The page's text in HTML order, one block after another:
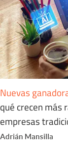
Nuevas
qué crecen más
empresas
Adrián Mansilla